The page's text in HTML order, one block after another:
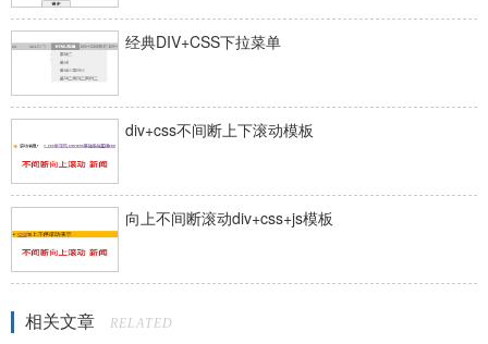
经典DIV+CSS下拉菜单
div+css不间断上下滚动模板
向上不间断滚动div+css+js模板
相关文章 RELATED